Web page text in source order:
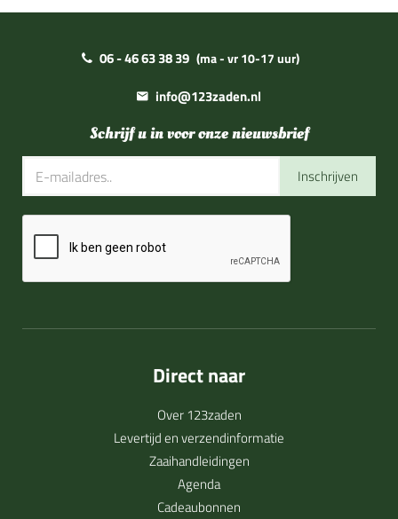
06 - 46 63 38 39 (ma - vr 10-17 uur)
info@123zaden.nl
Schrijf u in voor onze nieuwsbrief
Inschrijven
Direct naar
Over 123zaden
Levertijd en verzendinformatie
Zaaihandleidingen
Agenda
Cadeaubonnen